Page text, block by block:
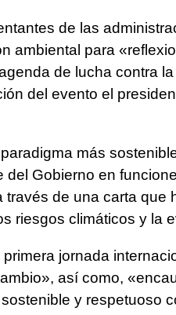
de las
ambiental para
de lucha contra
del evento el
más
del Gobierno en
través de una carta que
riesgos climáticos y la
jornada
así como,
y respetuoso